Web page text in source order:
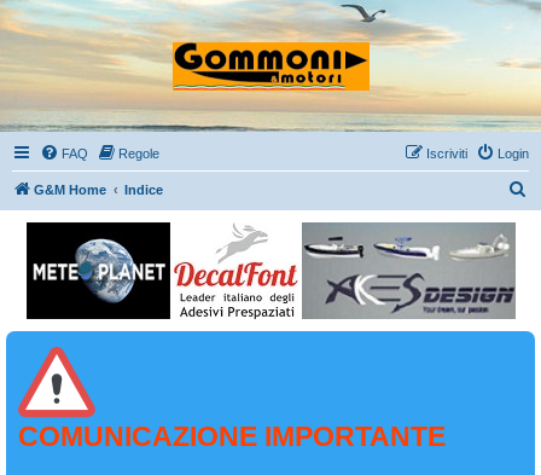
FAQ Regole Login
Iscriviti
G&M Home Indice
COMUNICAZIONE IMPORTANTE